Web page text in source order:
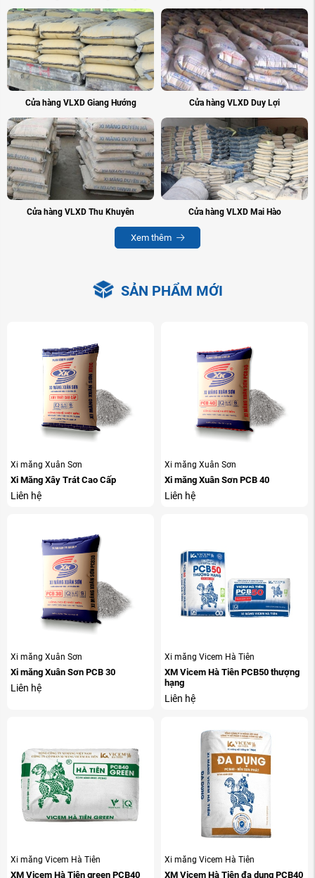
Cửa hàng VLXD Giang Hướng Cửa hàng VLXD Duy Lợi
Cửa hàng VLXD Thu Khuyên Cửa hàng VLXD Mai Hào
Xem thêm
SẢN PHẨM MỚI
Xi măng Xuân Sơn
Xi Măng Xây Trát Cao Cấp
Liên hệ
Xi măng Xuân Sơn
Xi măng Xuân Sơn PCB 40
Liên hệ
Xi măng Xuân Sơn
Xi măng Xuân Sơn PCB 30
Liên hệ
Xi măng Vicem Hà Tiên
XM Vicem Hà Tiên PCB50 thượng
hạng
Liên hệ
Xi măng Vicem Hà Tiên
XM Vicem Hà Tiên green PCB40
Xi măng Vicem Hà Tiên
XM Vicem Hà Tiên đa dụng PCB40